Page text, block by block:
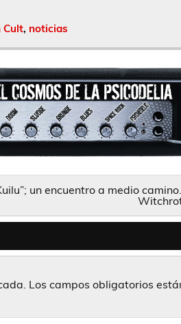
Cult, noticias
un encuentro a medio camino…
Los campos obligatorios